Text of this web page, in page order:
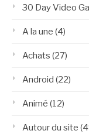
30 Day Video
A la une (4)
Achats (27)
Android (22)
Animé (12)
Autour du site